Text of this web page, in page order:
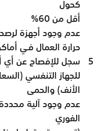
كحول
أقل من 60%
5
عدم وجود أجهزة لرصد
حرارة العمال فـي
سجل للإفصاح عن أي
للجهاز التنفسي
الأنف) والحمى
عدم وجود آلية محددة
الفوري